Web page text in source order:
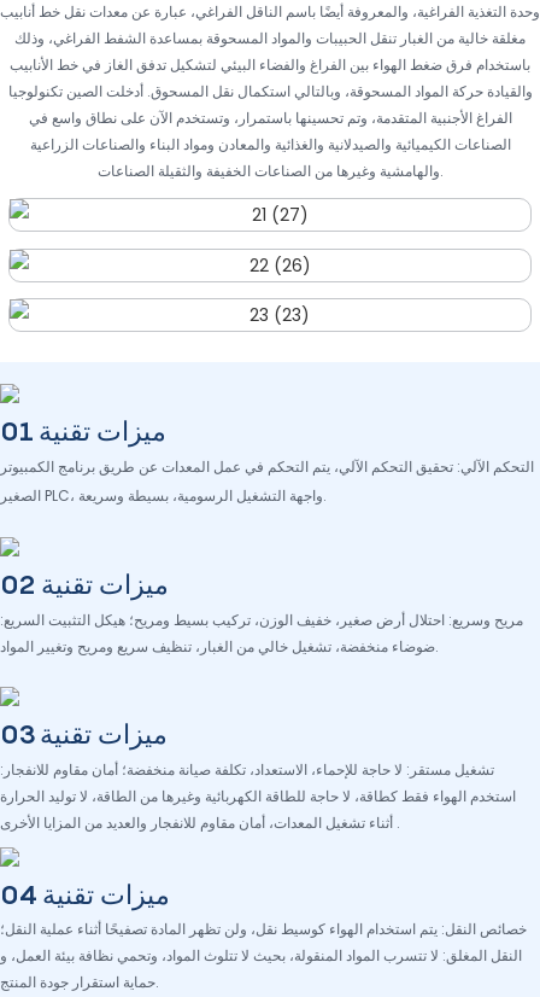
وحدة التغذية الفراغية، والمعروفة أيضًا باسم الناقل الفراغي، عبارة عن معدات نقل خط أنابيب
مغلقة خالية من الغبار تنقل الحبيبات والمواد المسحوقة بمساعدة الشفط الفراغي، وذلك
باستخدام فرق ضغط الهواء بين الفراغ والفضاء البيئي لتشكيل تدفق الغاز في خط الأنابيب
والقيادة حركة المواد المسحوقة، وبالتالي استكمال نقل المسحوق. أدخلت الصين تكنولوجيا
الفراغ الأجنبية المتقدمة، وتم تحسينها باستمرار، وتستخدم الآن على نطاق واسع في
الصناعات الكيميائية والصيدلانية والغذائية والمعادن ومواد البناء والصناعات الزراعية
والهامشية وغيرها من الصناعات الخفيفة والثقيلة الصناعات.
ميزات تقنية 01
التحكم الآلي: تحقيق التحكم الآلي، يتم التحكم في عمل المعدات عن طريق برنامج الكمبيوتر
الصغير PLC، واجهة التشغيل الرسومية، بسيطة وسريعة.
ميزات تقنية 02
مريح وسريع: احتلال أرض صغير، خفيف الوزن، تركيب بسيط ومريح؛ هيكل التثبيت السريع:
ضوضاء منخفضة، تشغيل خالي من الغبار، تنظيف سريع ومريح وتغيير المواد.
ميزات تقنية 03
تشغيل مستقر: لا حاجة للإحماء، الاستعداد، تكلفة صيانة منخفضة؛ أمان مقاوم للانفجار:
استخدم الهواء فقط كطاقة، لا حاجة للطاقة الكهربائية وغيرها من الطاقة، لا توليد الحرارة
أثناء تشغيل المعدات، أمان مقاوم للانفجار والعديد من المزايا الأخرى .
ميزات تقنية 04
خصائص النقل: يتم استخدام الهواء كوسيط نقل، ولن تظهر المادة تصفيحًا أثناء عملية النقل؛
النقل المغلق: لا تتسرب المواد المنقولة، بحيث لا تتلوث المواد، وتحمي نظافة بيئة العمل، و
حماية استقرار جودة المنتج.